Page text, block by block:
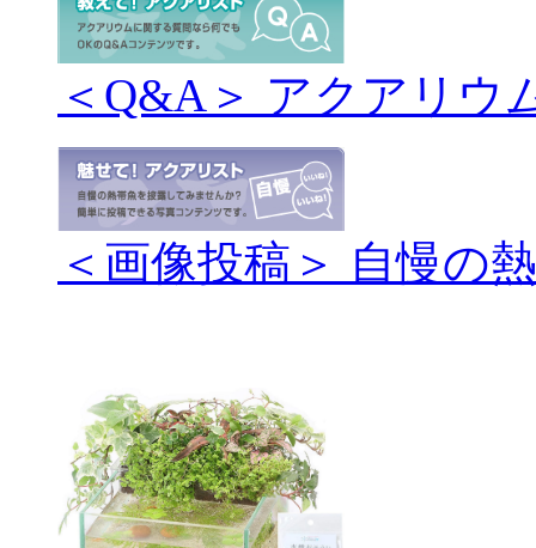
＜Q&A＞ アクアリウ
＜画像投稿＞ 自慢の